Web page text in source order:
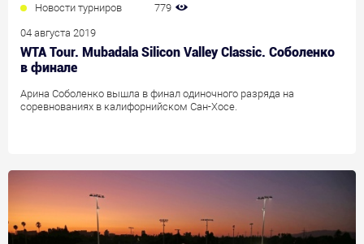
Новости турниров 779
04 августа 2019
WTA Tour. Mubadala Silicon Valley Classic. Соболенко
в финале
Арина Соболенко вышла в финал одиночного разряда на
соревнованиях в калифорнийском Сан-Хосе.